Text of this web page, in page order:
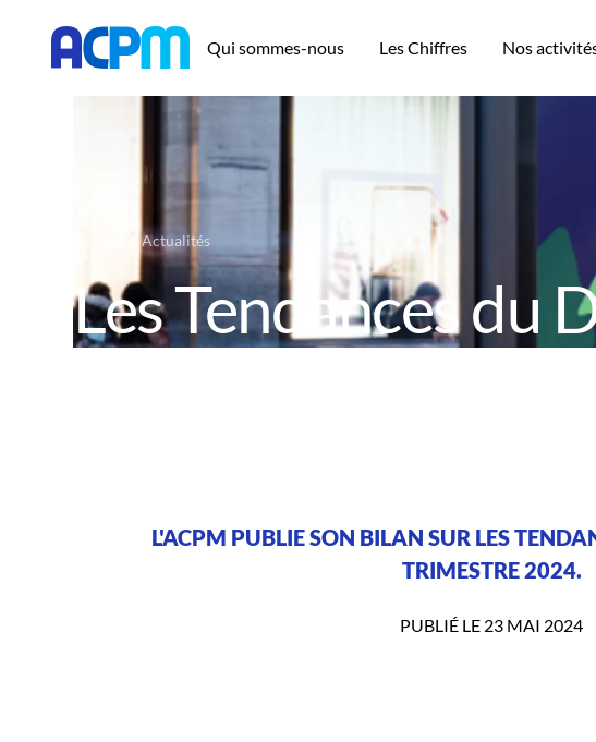
Qui sommes-nous Les Chiffres Nos
Actualités
Les Tendances du
L'ACPM PUBLIE SON BILAN SUR LES
TRIMESTRE 2024.
PUBLIÉ LE 23 MAI 2024